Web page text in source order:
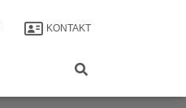
KONTAKT